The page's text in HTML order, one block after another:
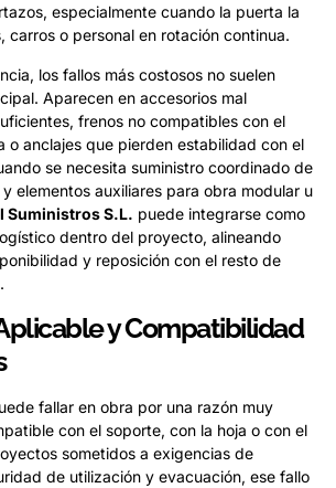
especialmente cuando la puerta la
carros o personal en rotación continua.
los fallos más costosos no suelen
Aparecen en accesorios mal
frenos no compatibles con el
o anclajes que pierden estabilidad con el
se necesita suministro coordinado de
elementos auxiliares para obra modular u
Suministros S.L. puede integrarse como
dentro del proyecto, alineando
y reposición con el resto de
y Compatibilidad
fallar en obra por una razón muy
con el soporte, con la hoja o con el
sometidos a exigencias de
de utilización y evacuación, ese fallo